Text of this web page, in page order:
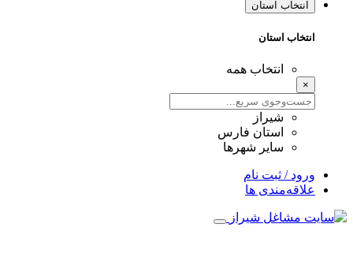
انتخاب استان
انتخاب استان
انتخاب همه
×
شیراز
استان فارس
سایر شهرها
ورود / ثبت نام
علاقه‌مندی ها